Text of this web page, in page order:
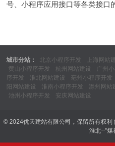
号、小程序应用接口等各类接口
城市分站： 北京小程序开发 上海网站
黄山小程序开发
杭州网站建设 广州
序开发
淮北网站建设 亳州小程序开发
阳网站建设
淮南小程序开发 滁州网站
池州小程序开发
安庆网站建设
© 2024优天建站有限公司，保留所有权利
淮北--"煤